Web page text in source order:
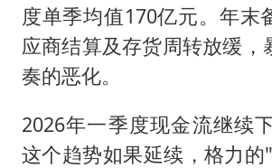
度单季均值170亿元。年末
应商结算及存货周转放缓，
奏的恶化。
2026年一季度现金流继续
这个趋势如果延续，格力